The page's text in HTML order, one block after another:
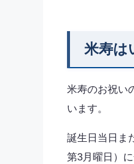
米寿は
米寿のお祝い
います。
誕生日当日ま
第3月曜日）